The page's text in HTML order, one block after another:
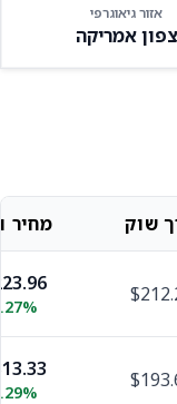
אזור גיאוגרפי
צפון אמריקה
שוק מחיר